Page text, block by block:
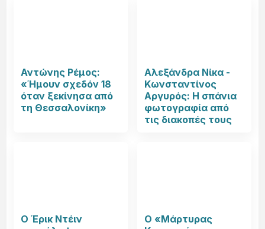
Αντώνης Ρέμος:
«Ήμουν σχεδόν 18
όταν ξεκίνησα από
τη Θεσσαλονίκη»
Αλεξάνδρα Νίκα -
Κωνσταντίνος
Αργυρός: Η σπάνια
φωτογραφία από
τις διακοπές τους
Ο Έρικ Ντέιν
Ο «Μάρτυρας